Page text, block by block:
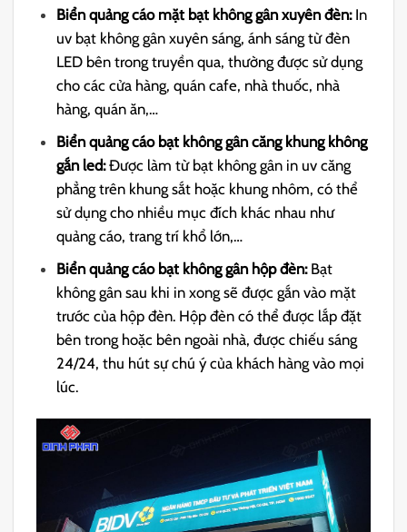
Biển quảng cáo mặt bạt không gân xuyên đèn:In
uv bạt không gân xuyên sáng, ánh sáng từ đèn
LED bên trong truyền qua, thường được sử dụng
cho các cửa hàng, quán cafe, nhà thuốc, nhà
hàng, quán ăn,…
Biển quảng cáo bạt không gân căng khung không
gắn led:Được làm từ bạt không gân in uv căng
phẳng trên khung sắt hoặc khung nhôm, có thể
sử dụng cho nhiều mục đích khác nhau như
quảng cáo, trang trí khổ lớn,…
Biển quảng cáo bạt không gân hộp đèn: Bạt
không gân sau khi in xong sẽ được gắn vào mặt
trước của hộp đèn. Hộp đèn có thể được lắp đặt
bên trong hoặc bên ngoài nhà, được chiếu sáng
24/24, thu hút sự chú ý của khách hàng vào mọi
lúc.